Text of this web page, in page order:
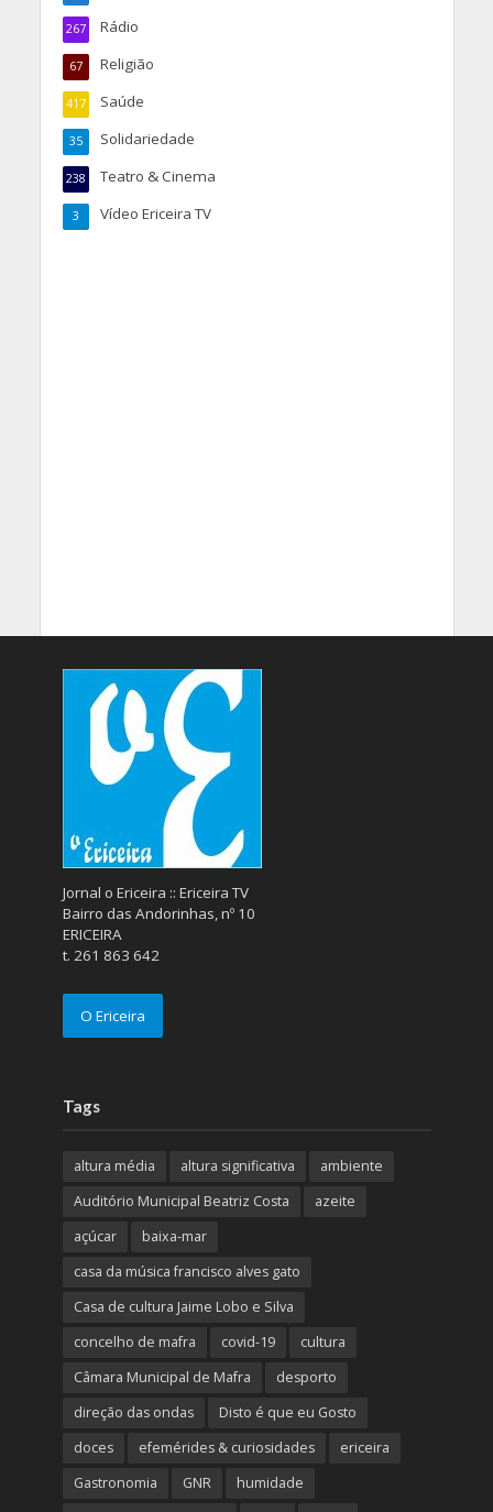
Rádio
267
Religião
67
Saúde
417
Solidariedade
35
Teatro & Cinema
238
Vídeo Ericeira TV
3
Jornal o Ericeira :: Ericeira TV
Bairro das Andorinhas, nº 10
ERICEIRA
t. 261 863 642
O Ericeira
Tags
altura média altura significativa
ambiente
Auditório Municipal Beatriz Costa
azeite
açúcar
baixa-mar
casa da música francisco alves gato
Casa de cultura Jaime Lobo e Silva
concelho de mafra
covid-19
cultura
Câmara Municipal de Mafra
desporto
direção das ondas
Disto é que eu Gosto
doces
efemérides & curiosidades
ericeira
Gastronomia
GNR
humidade